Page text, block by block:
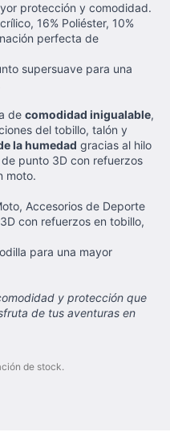
protección y comodidad.
16% Poliéster, 10%
perfecta de
supersuave para una
de comodidad inigualable,
del tobillo, talón y
la humedad gracias al hilo
punto 3D con refuerzos
moto.
Accesorios de Deporte
con refuerzos en tobillo,
para una mayor
y protección que
de tus aventuras en
de stock.